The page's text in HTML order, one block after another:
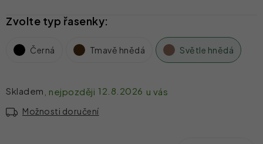
Černá Tmavě hnědá Světle hnědá
Skladem 12.8.2026
Možnosti doručení